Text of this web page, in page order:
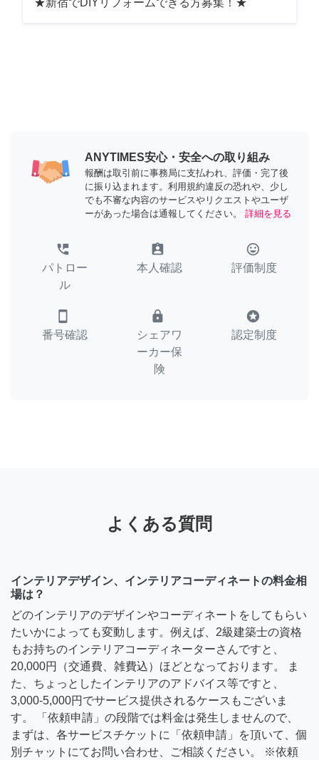
ANYTIMES安心・安全への取り組み
報酬は取引前に事務局に支払われ、評価・完了後
に振り込まれます。利用規約違反の恐れや、少し
でも不審な内容のサービスやリクエストやユーザ
ーがあった場合は通報してください。
詳細を見る
perm_phone_msg
パトロー
ル
assignment_ind
本人確認
tag_faces
評価制度
smartphone
番号確認
lock
シェアワ
ーカー保
険
stars
認定制度
よくある質問
インテリアデザイン、インテリアコーディネートの料金相
場は？
どのインテリアのデザインやコーディネートをしてもらい
たいかによっても変動します。例えば、2級建築士の資格
もお持ちのインテリアコーディネーターさんですと、
20,000円（交通費、雑費込）ほどとなっております。 ま
た、ちょっとしたインテリアのアドバイス等ですと、
3,000-5,000円でサービス提供されるケースもございま
す。 「依頼申請」の段階では料金は発生しませんので、
まずは、各サービスチケットに「依頼申請」を頂いて、個
別チャットにてお問い合わせ、ご相談ください。 ※依頼